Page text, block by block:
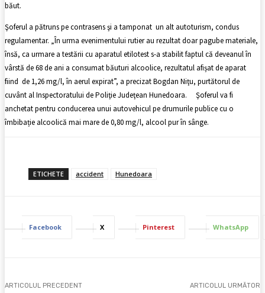
băut.
Şoferul a pătruns pe contrasens şi a tamponat un alt autoturism, condus
regulamentar. „În urma evenimentului rutier au rezultat doar pagube materiale,
însă, ca urmare a testării cu aparatul etilotest s-a stabilit faptul că deveanul în
vârstă de 68 de ani a consumat băuturi alcoolice, rezultatul afișat de aparat
fiind de 1,26 mg/l, în aerul expirat”, a precizat Bogdan Niţu, purtătorul de
cuvânt al Inspectoratului de Poliţie Judeţean Hunedoara. Şoferul va fi
anchetat pentru conducerea unui autovehicul pe drumurile publice cu o
îmbibație alcoolică mai mare de 0,80 mg/l, alcool pur în sânge.
ETICHETE accident Hunedoara
Facebook X Pinterest WhatsApp
ARTICOLUL PRECEDENT ARTICOLUL URMĂTOR